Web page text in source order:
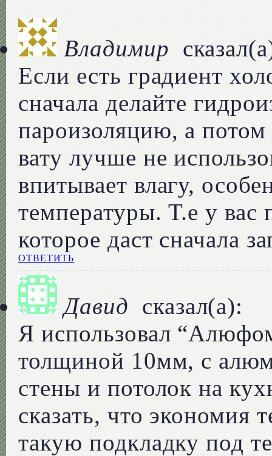
Владимир
Если есть градиент
сначала делайте
пароизоляцию, а
вату лучше не
впитывает влагу,
температуры. Т.е у вас
которое даст сначала
ОТВЕТИТЬ
Давид сказал(а):
Я использовал
толщиной 10мм, с
стены и потолок на
сказать, что экономия
такую подкладку под